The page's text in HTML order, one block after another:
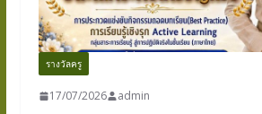
รางวัลครู
17/07/2026 admin